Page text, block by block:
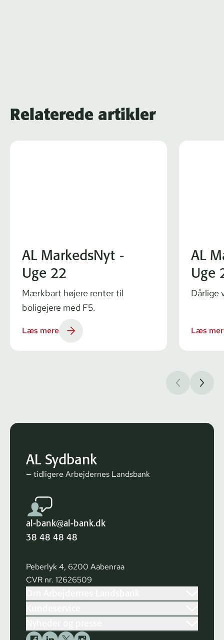
Relaterede artikler
AL MarkedsNyt -
Uge 22
Mærkbart højere renter til
boligejere med F5.
Læs mere
AL
Uge
Dårlige
Læs
AL Sydbank
— tidligere Arbejdernes Landsbank
al-bank@al-bank.dk
38 48 48 48
Peberlyk 4, 6200 Aabenraa
CVR nr. 12626509